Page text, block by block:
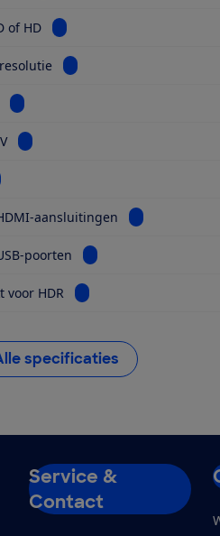
of HD Bekijk informatie voor Ultra
Bekijk informatie voor
Bekijk informatie voor Miniled
Bekijk informatie voor Smart TV
informatie voor Wifi
aansluitingen Bekijk
poorten Bekijk informatie voor
voor HDR Bekijk informatie voor
specificaties
Service &
Contact